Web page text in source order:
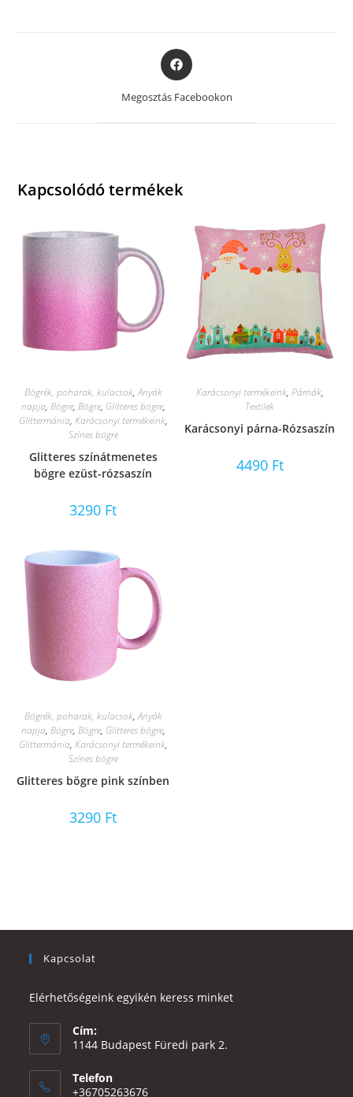
Opens
in
a
Megosztás Facebookon
Kapcsolódó termékek
Bögrék, poharak, kulacsok,Anyák
napja, Bögre, Bögre, Glitteres bögre,
Glittermánia, Karácsonyi termékeink,
Színes bögre
Glitteres színátmenetes
bögre ezüst-rózsaszín
3290 Ft
Karácsonyi termékeink, Párnák,
Textilek
Karácsonyi párna-Rózsaszín
4490 Ft
Bögrék, poharak, kulacsok,Anyák
napja, Bögre, Bögre, Glitteres bögre,
Glittermánia, Karácsonyi termékeink,
Színes bögre
Glitteres bögre pink színben
3290 Ft
Kapcsolat
Elérhetőségeink egyikén keress minket
Cím:
1144 Budapest Füredi park 2.
Telefon
+36705263676